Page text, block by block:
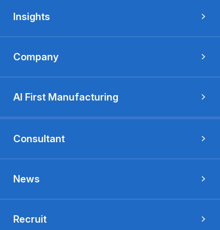
Company
Consultant
AI First Manufacturing
Insights
News
Recruit